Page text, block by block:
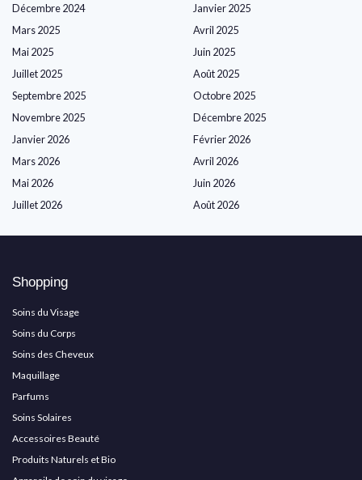
Décembre 2024
Janvier 2025
Mars 2025
Avril 2025
Mai 2025
Juin 2025
Juillet 2025
Août 2025
Septembre 2025
Octobre 2025
Novembre 2025
Décembre 2025
Janvier 2026
Février 2026
Mars 2026
Avril 2026
Mai 2026
Juin 2026
Juillet 2026
Août 2026
Shopping
Soins du Visage
Soins du Corps
Soins des Cheveux
Maquillage
Parfums
Soins Solaires
Accessoires Beauté
Produits Naturels et Bio